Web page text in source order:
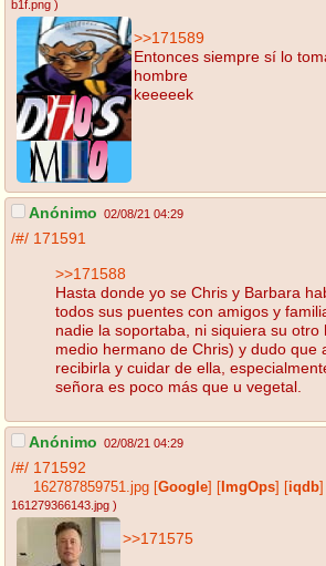
b1f.png )
>>171589
Entonces siempre sí lo
hombre
keeeeek
Anónimo 02/08/21 04:29
/#/ 171591
>>171588
Hasta donde yo se Chris y Barbara
todos sus puentes con amigos y
nadie la soportaba, ni siquiera su otro
medio hermano de Chris) y dudo que
recibirla y cuidar de ella,
señora es poco más que u vegetal.
Anónimo 02/08/21 04:29
/#/ 171592
162787859751.jpg Google ImgOps iqdb
161279366143.jpg )
>>171575